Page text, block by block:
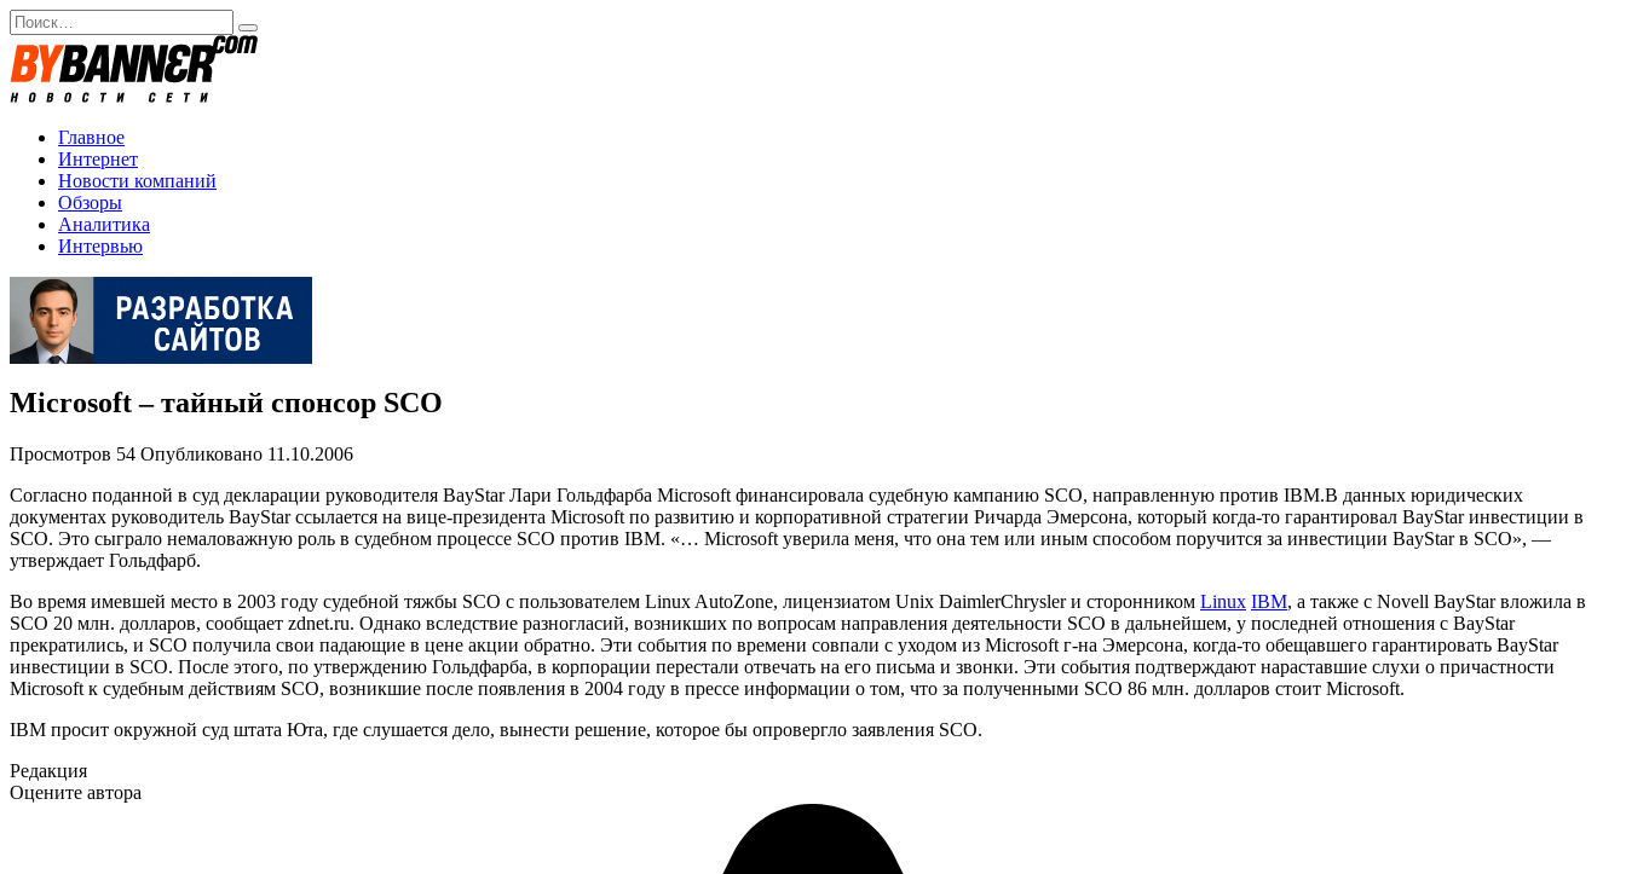
Перейти
к
содержанию
Search
for:
Главное
Интернет
Новости компаний
Обзоры
Аналитика
Интервью
Microsoft – тайный спонсор SCO
Просмотров 54 Опубликовано 11.10.2006
Согласно поданной в суд декларации руководителя BayStar Лари Гольдфарба Microsoft финансировала судебную кампанию SCO, направленную против IBM.В данных юридических
документах руководитель BayStar ссылается на вице-президента Microsoft по развитию и корпоративной стратегии Ричарда Эмерсона, который когда-то гарантировал BayStar инвестиции в
SCO. Это сыграло немаловажную роль в судебном процессе SCO против IBM. «… Microsoft уверила меня, что она тем или иным способом поручится за инвестиции BayStar в SCO», —
утверждает Гольдфарб.
Во время имевшей место в 2003 году судебной тяжбы SCO с пользователем Linux AutoZone, лицензиатом Unix DaimlerChrysler и сторонником Linux IBM, а также с Novell BayStar вложила в
SCO 20 млн. долларов, сообщает zdnet.ru. Однако вследствие разногласий, возникших по вопросам направления деятельности SCO в дальнейшем, у последней отношения с BayStar
прекратились, и SCO получила свои падающие в цене акции обратно. Эти события по времени совпали с уходом из Microsoft г-на Эмерсона, когда-то обещавшего гарантировать BayStar
инвестиции в SCO. После этого, по утверждению Гольдфарба, в корпорации перестали отвечать на его письма и звонки. Эти события подтверждают нараставшие слухи о причастности
Microsoft к судебным действиям SCO, возникшие после появления в 2004 году в прессе информации о том, что за полученными SCO 86 млн. долларов стоит Microsoft.
IBM просит окружной суд штата Юта, где слушается дело, вынести решение, которое бы опровергло заявления SCO.
Редакция
Оцените автора